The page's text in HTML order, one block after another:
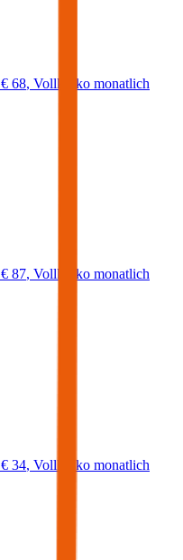
€ 68, Vollkasko monatlich
€ 87, Vollkasko monatlich
€ 34, Vollkasko monatlich